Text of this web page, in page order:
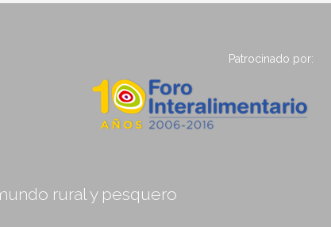
Patrocinado por:
rural y pesquero